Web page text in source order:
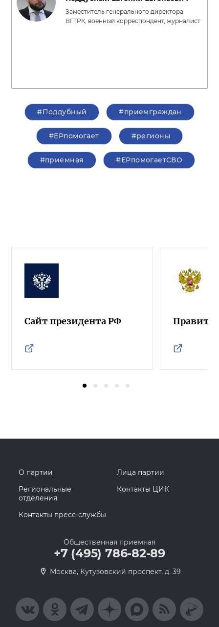
Заместитель генерального директора
ВГТРК, военный корреспондент, журналист
#Поддубный #приемграждан
#ЕРпомогает #регионы
#приемная #ЕРпомогаетСВО
Сайт президента РФ
О партии
Лица партии
Региональные
отделения
Контакты ЦИК
Контакты пресс-службы
Общественная приемная
+7 (495) 786-82-89
Москва, Кутузовский проспект, д. 39